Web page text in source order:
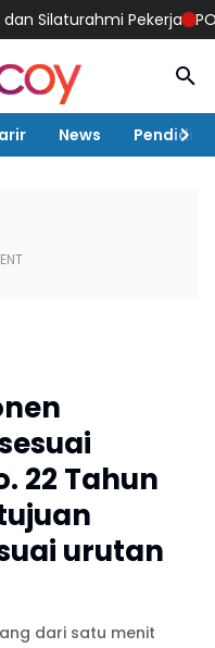
Pekerja POS
News
22 Tahun
urutan
dari satu menit